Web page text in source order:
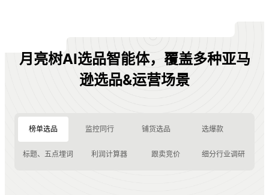
月亮树AI选品智能体，覆盖多种亚马
逊选品&运营场景
榜单选品 监控同行 铺货选品 选爆款
标题、五点埋词 利润计算器 跟卖竞价 细分行业调研